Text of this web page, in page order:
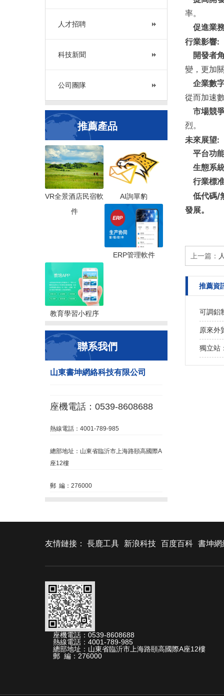
人才招聘
科技新聞
公司團隊
推薦產品
VR全景酒店民宿軟
件
AI詢單豹
ERP管理軟件
教育學習小程序
聯系我們
山東書坤網絡科技有限公司
座機電話：0539-8608688
熱線電話：4001-789-985
總部地址：山東省臨沂市上海路頤高國際A
座12樓
郵 編：276000
率。
促進業
行業影響:
開發者
變，更加
企業數
從而加速
市場競
烈。
未來展望:
平台功
生態系
行業標
低代碼/
發展。
上一篇：
推薦資
可調鋁
原來外
獨立站
友情鏈接： 長鹿工具 新浪科技 百度百科 書坤網
座機電話：0539-8608688
熱線電話：4001-789-985
總部地址：山東省臨沂市上海路頤高國際A座12樓
郵 編：276000